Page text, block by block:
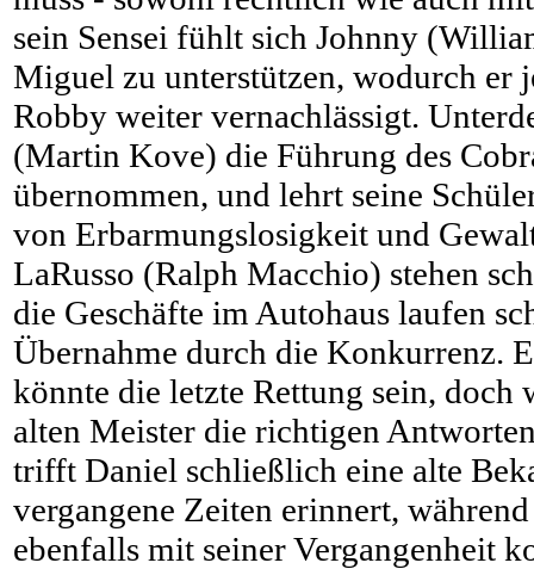
sein Sensei fühlt sich Johnny
Miguel zu unterstützen, wodurch er
Robby weiter vernachlässigt.
(Martin Kove) die Führung des
übernommen, und lehrt seine
von Erbarmungslosigkeit und
LaRusso (Ralph Macchio) stehen
die Geschäfte im Autohaus laufen
Übernahme durch die Konkurrenz.
könnte die letzte Rettung sein, doch
alten Meister die richtigen
trifft Daniel schließlich eine alte
vergangene Zeiten erinnert,
ebenfalls mit seiner Vergangenheit